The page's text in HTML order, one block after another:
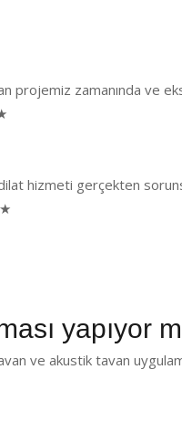
projemiz zamanında ve
hizmeti gerçekten
yapıyor
ve akustik tavan